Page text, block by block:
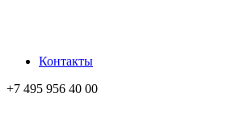
Контакты
+7 495 956 40 00